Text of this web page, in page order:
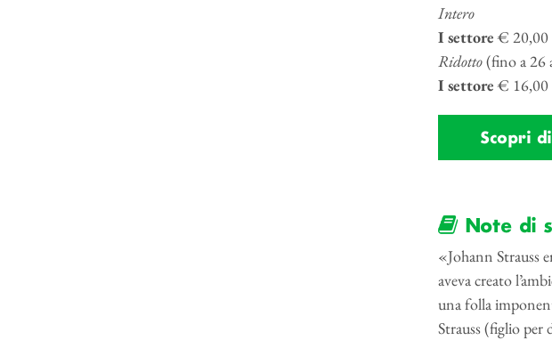
Intero
I settore€ 20,00
Ridotto(fino a 26
I settore€ 16,00
Scopri
Note di
«Johann Strauss
aveva creato
una folla
Strauss (figlio per